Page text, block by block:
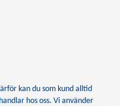
kan du som kund alltid
hos oss. Vi använder